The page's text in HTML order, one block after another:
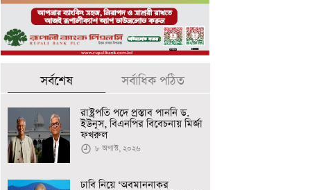
সর্বশেষ সর্বাধিক পঠিত
রাষ্ট্রপতি পদে প্রস্তাব পাননি ড.
ইউনূস, বিএনপির বিবেচনায় মির্জা
ফখরুল
৮ অগাস্ট, ২০২৬
ঢাবি নিয়ে ‘অবমাননাকর